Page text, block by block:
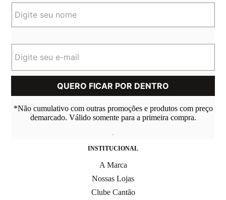
*Não cumulativo com outras promoções e produtos com preço
demarcado. Válido somente para a primeira compra.
INSTITUCIONAL
A Marca
Nossas Lojas
Clube Cantão